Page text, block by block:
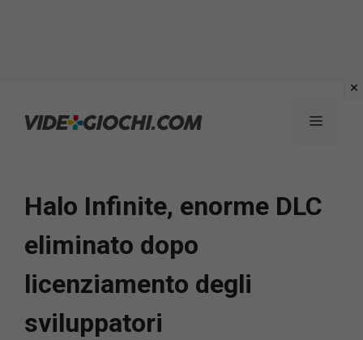
Menu
Halo Infinite, enorme DLC
eliminato dopo
licenziamento degli
sviluppatori